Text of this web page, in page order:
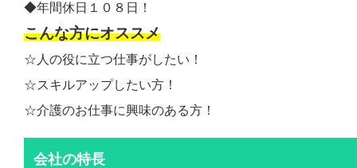
◆年間休日１０８日！
こんな方にオススメ
☆人の役に立つ仕事がしたい！
☆スキルアップしたい方！
☆介護のお仕事に興味のある方！
会社の特長